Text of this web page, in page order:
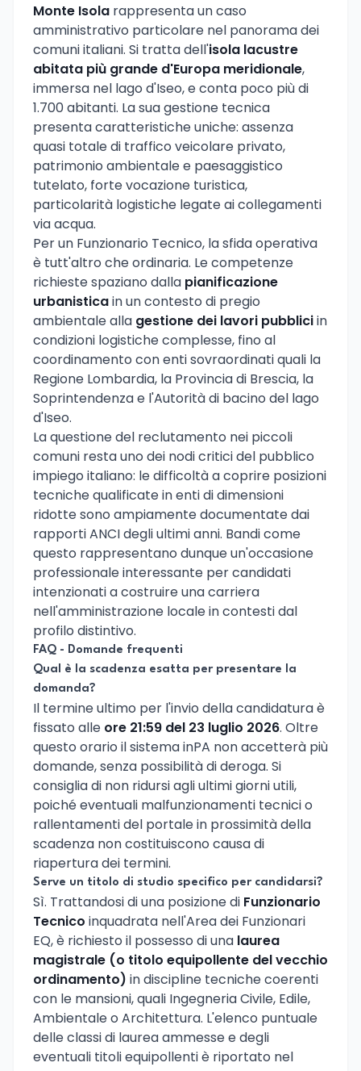
Monte Isola rappresenta un caso
amministrativo particolare nel panorama dei
comuni italiani. Si tratta dell'isola lacustre
abitata più grande d'Europa meridionale,
immersa nel lago d'Iseo, e conta poco più di
1.700 abitanti. La sua gestione tecnica
presenta caratteristiche uniche: assenza
quasi totale di traffico veicolare privato,
patrimonio ambientale e paesaggistico
tutelato, forte vocazione turistica,
particolarità logistiche legate ai collegamenti
via acqua.
Per un Funzionario Tecnico, la sfida operativa
è tutt'altro che ordinaria. Le competenze
richieste spaziano dalla pianificazione
urbanisticain un contesto di pregio
ambientale alla gestione dei lavori pubbliciin
condizioni logistiche complesse, fino al
coordinamento con enti sovraordinati quali la
Regione Lombardia, la Provincia di Brescia, la
Soprintendenza e l'Autorità di bacino del lago
d'Iseo.
La questione del reclutamento nei piccoli
comuni resta uno dei nodi critici del pubblico
impiego italiano: le difficoltà a coprire posizioni
tecniche qualificate in enti di dimensioni
ridotte sono ampiamente documentate dai
rapporti ANCI degli ultimi anni. Bandi come
questo rappresentano dunque un'occasione
professionale interessante per candidati
intenzionati a costruire una carriera
nell'amministrazione locale in contesti dal
profilo distintivo.
FAQ - Domande frequenti
Qual è la scadenza esatta per presentare la
domanda?
Il termine ultimo per l'invio della candidatura è
fissato alle ore 21:59 del 23 luglio 2026. Oltre
questo orario il sistema inPA non accetterà più
domande, senza possibilità di deroga. Si
consiglia di non ridursi agli ultimi giorni utili,
poiché eventuali malfunzionamenti tecnici o
rallentamenti del portale in prossimità della
scadenza non costituiscono causa di
riapertura dei termini.
Serve un titolo di studio specifico per candidarsi?
Sì. Trattandosi di una posizione di Funzionario
Tecnico inquadrata nell'Area dei Funzionari
EQ, è richiesto il possesso di una laurea
magistrale (o titolo equipollente del vecchio
ordinamento) in discipline tecniche coerenti
con le mansioni, quali Ingegneria Civile, Edile,
Ambientale o Architettura. L'elenco puntuale
delle classi di laurea ammesse e degli
eventuali titoli equipollenti è riportato nel